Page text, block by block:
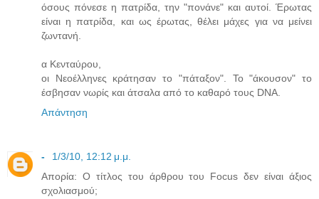
όσους πόνεσε η πατρίδα, την "πονάνε" και αυτοί. Έρωτας
είναι η πατρίδα, και ως έρωτας, θέλει μάχες για να μείνει
ζωντανή.
α Κενταύρου,
οι Νεοέλληνες κράτησαν το "πάταξον". Το "άκουσον" το
έσβησαν νωρίς και άτσαλα από το καθαρό τους DNA.
Απάντηση
-
1/3/10, 12:12 μ.μ.
Απορία: Ο τίτλος του άρθρου του Focus δεν είναι άξιος
σχολιασμού;